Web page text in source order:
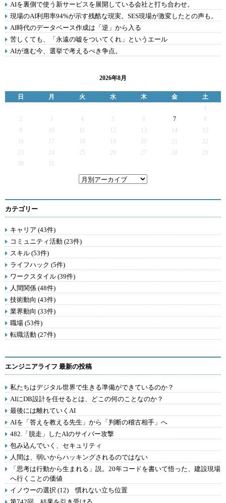
AIを裏側で使う新サービスを展開している会社と打ち合わせ。
現場のAI利用率94%が示す残酷な現実。SES現場が激変したとの声も。
AI時代のデータベース作成は「逆」から入る
苦しくても、「永遠の嘘をついてくれ」というエール
AIが進む今、選挙で考えるべき争点。
2026年8月
日 月 火 水 木 金
土
2
3 4 5 6 7
9
12 13 14
15
16
17 19 20 21
22
23
24 25 26 27 28
29
30
31
カテゴリー
キャリア (43件)
コミュニティ活動 (23件)
スキル (53件)
ライフハック (5件)
ワークスタイル (39件)
人間関係 (48件)
技術動向 (43件)
業界動向 (33件)
職場 (53件)
転職活動 (27件)
エンジニアライフ 最新の投稿
私たちはデジタル世界で生きる準備ができているのか？
AIにDB設計を任せるとは、どこの何のことなのか？
最後には離れていくAI
AIを「答えを教える先生」から「判断の稽古相手」へ
482.「脱走」したAIのサイバー攻撃
包み込んでいく、セキュリティ
人間は、弱いからハッキングされるのではない
「思考は行動から生まれる」説。20年コードを書いて悟った、建設現場
へ行くことの価値
イノウーの選択 (12) 慣れない立ち位置